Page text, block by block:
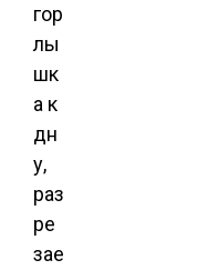
гор
лы
шк
а к
дн
у,
раз
ре
зае